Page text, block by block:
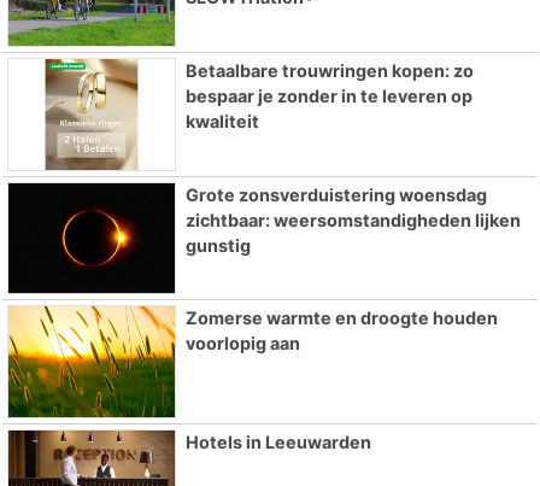
Betaalbare trouwringen kopen: zo
bespaar je zonder in te leveren op
kwaliteit
Grote zonsverduistering woensdag
zichtbaar: weersomstandigheden lijken
gunstig
Zomerse warmte en droogte houden
voorlopig aan
Hotels in Leeuwarden